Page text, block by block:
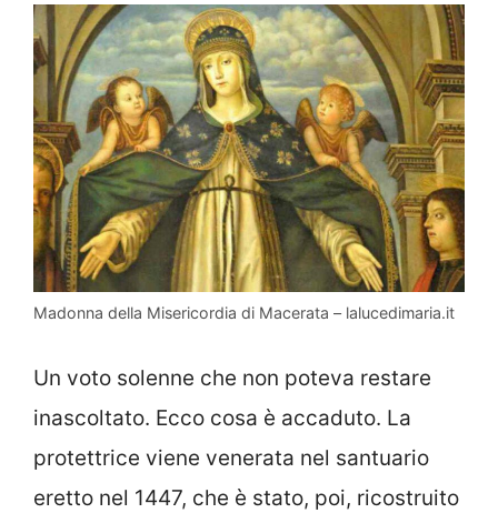
Madonna della Misericordia di Macerata – lalucedimaria.it
Un voto solenne che non poteva restare
inascoltato. Ecco cosa è accaduto. La
protettrice viene venerata nel santuario
eretto nel 1447, che è stato, poi, ricostruito